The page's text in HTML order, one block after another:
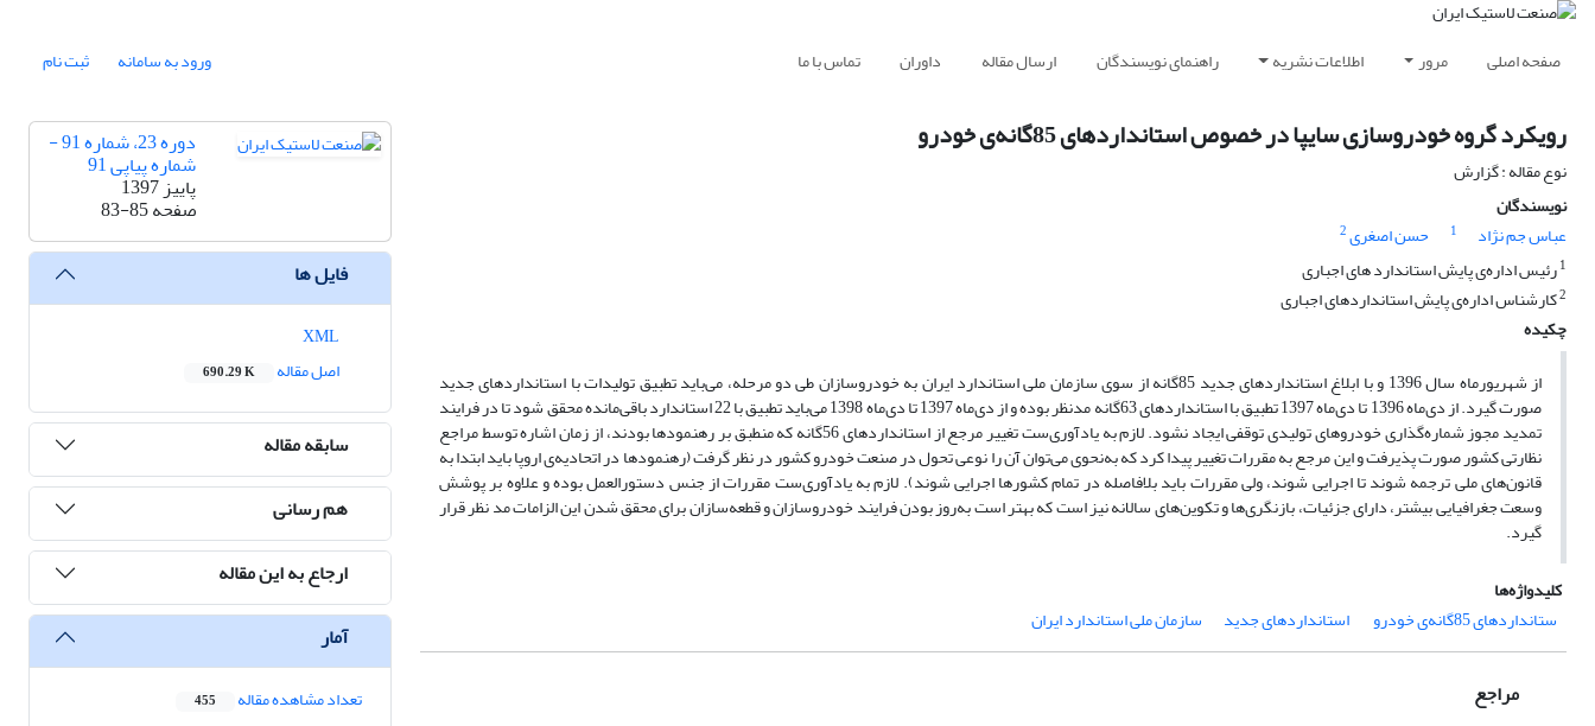
صفحه اصلی مرور اطلاعات نشریه راهنمای نویسندگان ارسال مقاله داوران تماس با ما ورود به سامانه ثبت نام
رویکرد گروه خودروسازی سایپا در خصوص استانداردهای 85‌گانه‌ی خودرو
نوع مقاله : گزارش
نویسندگان
عباس جم نژاد
1 حسن اصغری2
1رئیس اداره‌ی پایش استاندارد های اجباری
2کارشناس اداره‌ی پایش استانداردهای اجباری
چکیده
از شهریورماه سال 1396 و با ابلاغ استانداردهای جدید 85‌گانه از سوی سازمان ملی استاندارد ایران به خودروسازان طی دو مرحله، می‌باید تطبیق تولیدات با استانداردهای جدید
صورت گیرد. از دی‌ماه 1396 تا دی‌ماه 1397 تطبیق با استانداردهای 63‌گانه مدنظر بوده و از د‌ی‌ماه 1397 تا دی‌ماه 1398 می‌باید تطبیق با 22 استاندارد باقی‌مانده محقق شود تا در فرایند
تمدید مجوز شماره‌گذاری خودروهای تولیدی توقفی ایجاد نشود. لازم به یادآوری‌ست تغییر مرجع از استانداردهای 56گانه که منطبق بر رهنمودها بودند، از زمان اشاره توسط مراجع
نظارتی کشور صورت پذیرفت و این مرجع به مقررات تغییر پیدا کرد که به‌نحوی می‌توان آن را نوعی تحول در صنعت خودرو کشور در نظر گرفت (رهنمودها در اتحادیه‌ی اروپا باید ابتدا به
قانون‌های ملی ترجمه شوند تا اجرایی شوند، ولی مقررات باید بلافاصله در تمام کشورها اجرایی شوند). لازم به یادآوری‌‌ست مقررات از جنس دستورالعمل بوده و علاوه بر پوشش
وسعت جغرافیایی بیشتر، دارای جزئیات، بازنگری‌ها و تکوین‌های سالانه نیز است که بهتر است به‌روز بودن فرایند خودروسازان و قطعه‌سازان برای محقق شدن این الزامات مد نظر قرار
گیرد.
کلیدواژه‌ها
ستانداردهای 85‌گانه‌ی خودرو
‌ استانداردهای جدید سازمان ملی استاندارد ایران
مراجع
دوره 23، شماره 91 -
شماره پیاپی 91
پاییز 1397
صفحه83-85
فایل ها
اصل مقاله
690.29 K
سابقه مقاله
هم رسانی
ارجاع به این مقاله
آمار
تعداد مشاهده مقاله 455